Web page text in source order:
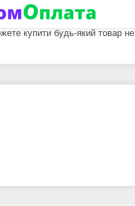
купити будь-який товар не